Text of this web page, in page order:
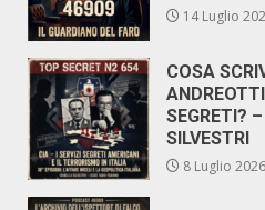
14 Luglio
COSA
SEGRETI?
SILVESTRI
8 Luglio 2026